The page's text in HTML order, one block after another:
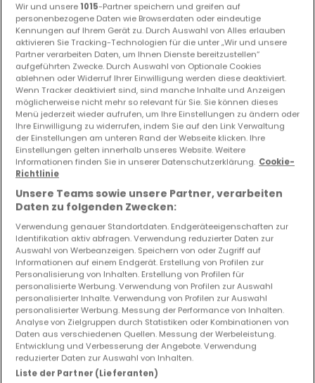
Vorschau auf neue Inserate und
Preissenkungen!
Richten Sie einen Alarm für diese Suche ein, um neue
Objekte und Preissenkungen direkt in Ihrem
Posteingang zu erhalten!
Suchauftrag
Bitte ändern Sie Ihre Suche und versuchen Sie
es erneut
Wohnungen mieten in Saarlouis (DE) -
Wir und unsere 1015-Partner speichern und greifen auf
personenbezogene Daten wie Browserdaten oder eindeutige
Kennungen auf Ihrem Gerät zu. Durch Auswahl von Alles erlauben
aktivieren Sie Tracking-Technologien für die unter „Wir und unsere
Partner verarbeiten Daten, um Ihnen Dienste bereitzustellen“
aufgeführten Zwecke. Durch Auswahl von Optionale Cookies
ablehnen oder Widerruf Ihrer Einwilligung werden diese deaktiviert.
Wenn Tracker deaktiviert sind, sind manche Inhalte und Anzeigen
möglicherweise nicht mehr so relevant für Sie. Sie können dieses
Menü jederzeit wieder aufrufen, um Ihre Einstellungen zu ändern oder
Ihre Einwilligung zu widerrufen, indem Sie auf den Link Verwaltung
der Einstellungen am unteren Rand der Webseite klicken. Ihre
Einstellungen gelten innerhalb unseres Website. Weitere
Informationen finden Sie in unserer Datenschutzerklärung. Cookie-
Richtlinie
Unsere Teams sowie unsere Partner, verarbeiten
Daten zu folgenden Zwecken:
Verwendung genauer Standortdaten. Endgeräteeigenschaften zur
Identifikation aktiv abfragen. Verwendung reduzierter Daten zur
Auswahl von Werbeanzeigen. Speichern von oder Zugriff auf
Informationen auf einem Endgerät. Erstellung von Profilen zur
Personalisierung von Inhalten. Erstellung von Profilen für
personalisierte Werbung. Verwendung von Profilen zur Auswahl
personalisierter Inhalte. Verwendung von Profilen zur Auswahl
personalisierter Werbung. Messung der Performance von Inhalten.
Analyse von Zielgruppen durch Statistiken oder Kombinationen von
Daten aus verschiedenen Quellen. Messung der Werbeleistung.
Entwicklung und Verbesserung der Angebote. Verwendung
reduzierter Daten zur Auswahl von Inhalten.
Liste der Partner (Lieferanten)